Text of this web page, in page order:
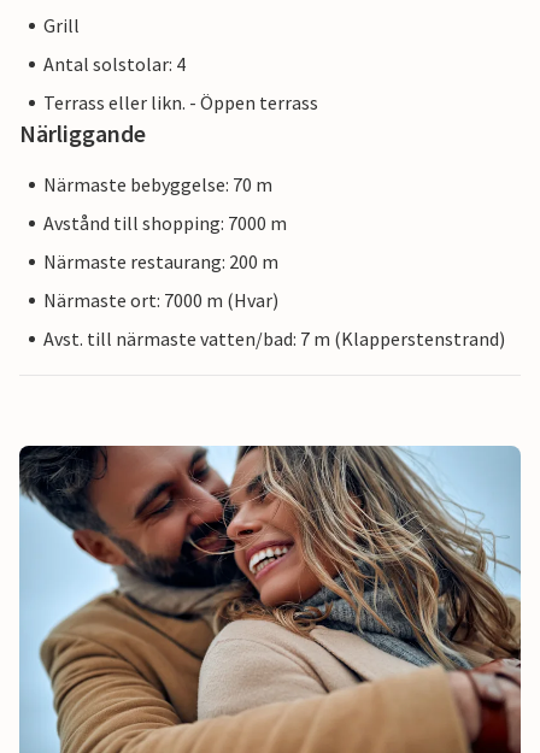
Grill
Antal solstolar: 4
Terrass eller likn. - Öppen terrass
Närliggande
Närmaste bebyggelse: 70 m
Avstånd till shopping: 7000 m
Närmaste restaurang: 200 m
Närmaste ort: 7000 m (Hvar)
Avst. till närmaste vatten/bad: 7 m (Klapperstenstrand)